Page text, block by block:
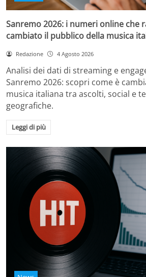
Sanremo 2026: i numeri online che
cambiato il pubblico della musica
Redazione 4 Agosto 2026
Analisi dei dati di streaming e
Sanremo 2026: scopri come è
musica italiana tra ascolti, social e
geografiche.
Leggi di più